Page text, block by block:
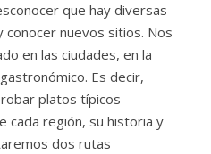
que hay diversas
nuevos sitios. Nos
en las ciudades, en la
Es decir,
platos típicos
cada región, su historia y
dos rutas